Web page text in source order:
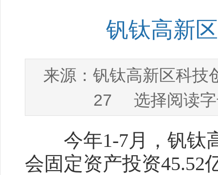
钒钛高新
来源： 钒钛高新区科技
27 选择阅读
今年1-7月，钒钛高
会固定资产投资45.52